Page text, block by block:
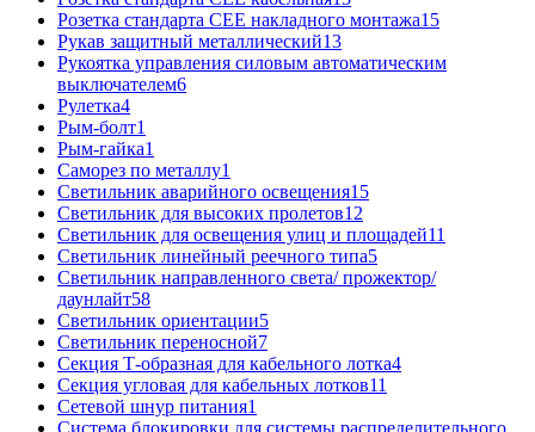
Розетка стандарта СЕЕ накладного монтажа15
Рукав защитный металлический13
Рукоятка управления силовым автоматическим
выключателем6
Рулетка4
Рым-болт1
Рым-гайка1
Саморез по металлу1
Светильник аварийного освещения15
Светильник для высоких пролетов12
Светильник для освещения улиц и площадей11
Светильник линейный реечного типа5
Светильник направленного света/ прожектор/
даунлайт58
Светильник ориентации5
Светильник переносной7
Секция Т-образная для кабельного лотка4
Секция угловая для кабельных лотков11
Сетевой шнур питания1
Система блокировки для системы распределительного